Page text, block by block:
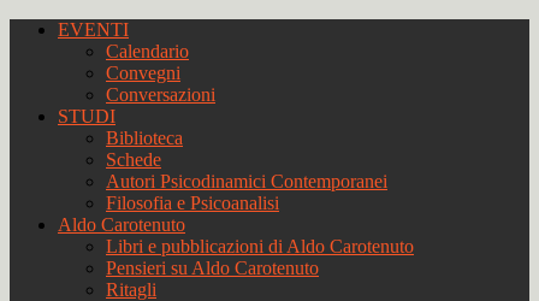
EVENTI
Calendario
Convegni
Conversazioni
STUDI
Biblioteca
Schede
Autori Psicodinamici Contemporanei
Filosofia e Psicoanalisi
Aldo Carotenuto
Libri e pubblicazioni di Aldo Carotenuto
Pensieri su Aldo Carotenuto
Ritagli